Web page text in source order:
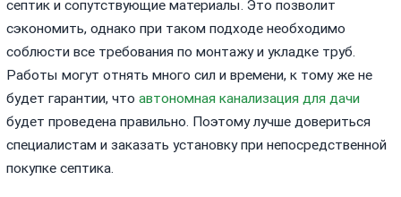
септик и сопутствующие материалы. Это позволит
сэкономить, однако при таком подходе необходимо
соблюсти все требования по монтажу и укладке труб.
Работы могут отнять много сил и времени, к тому же не
будет гарантии, чтоавтономная канализация для дачи
будет проведена правильно. Поэтому лучше довериться
специалистам и заказать установку при непосредственной
покупке септика.